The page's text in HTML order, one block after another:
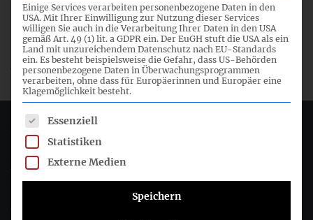
Behandlung dieser Pläne lehnt das DRSC ab.
In seiner Stellungnahme betont das DRSC, dass die
Entwicklung einer konsistenten Lösung eine grundlegende
Überarbeitung von IAS 19 voraussetzt.
Deutsches Rechnungslegungs Standards Committee e.V.
Joachimsthaler Str. 34
10719 Berlin
Einige Services verarbeiten personenbezogene Daten in den
USA. Mit Ihrer Einwilligung zur Nutzung dieser Services
willigen Sie auch in die Verarbeitung Ihrer Daten in den USA
gemäß Art. 49 (1) lit. a GDPR ein. Der EuGH stuft die USA als ein
Land mit unzureichendem Datenschutz nach EU-Standards
ein. Es besteht beispielsweise die Gefahr, dass US-Behörden
personenbezogene Daten in Überwachungsprogrammen
verarbeiten, ohne dass für Europäerinnen und Europäer eine
Klagemöglichkeit besteht.
Es folgt eine Liste der Service-Gruppen, für die eine
Essenziell
Statistiken
Externe Medien
Speichern